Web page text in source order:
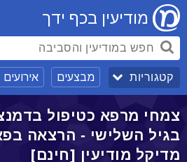
מודיעין בכף ידך
קטגוריות מבצעים אירועים
צמחי מרפא כטיפול
בגיל השלישי - הרצאה
מדיקל מודיעין [חינם]